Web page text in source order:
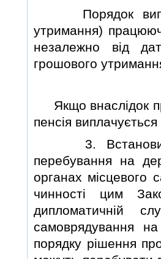
Порядок
утримання)
незалежно вiд
грошового
Якщо внаслiдок
пенсiя
3. Встановити,
перебування на
органах мiсцевого
чинностi цим
дипломатичнiй
самоврядування
порядку рiшення